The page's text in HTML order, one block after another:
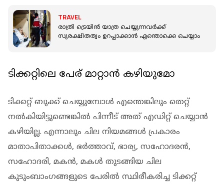
TRAVEL
രാത്രി ട്രെയിന്‍ യാത്ര ചെയ്യുന്നവര്‍ക്ക്
സുരക്ഷിതത്വം ഉറപ്പാക്കാന്‍ എന്തൊക്കെ ചെയ്യാം
ടിക്കറ്റിലെ പേര് മാറ്റാന്‍ കഴിയുമോ
ടിക്കറ്റ് ബുക്ക് ചെയ്യുമ്പോള്‍ എന്തെങ്കിലും തെറ്റ്
നല്‍കിയിട്ടുണ്ടെങ്കില്‍ പിന്നീട് അത് എഡിറ്റ് ചെയ്യാന്‍
കഴിയില്ല. എന്നാലും ചില നിയമങ്ങള്‍ പ്രകാരം
മാതാപിതാക്കള്‍, ഭര്‍ത്താവ്, ഭാര്യ, സഹോദരന്‍,
സഹോദരി, മകന്‍, മകള്‍ തുടങ്ങിയ ചില
കുടുംബാംഗങ്ങളുടെ പേരില്‍ സ്ഥിരീകരിച്ച ടിക്കറ്റ്